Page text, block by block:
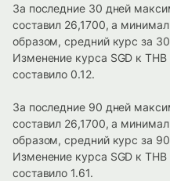
За последние 30 дней
составил 26,1700, а
образом, средний курс за
Изменение курса SGD к
составило 0.12.
За последние 90 дней
составил 26,1700, а
образом, средний курс за
Изменение курса SGD к
составило 1.61.